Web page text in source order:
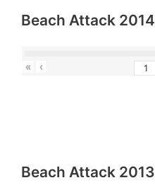
Beach Attack 2014
« ‹
Beach Attack 2013